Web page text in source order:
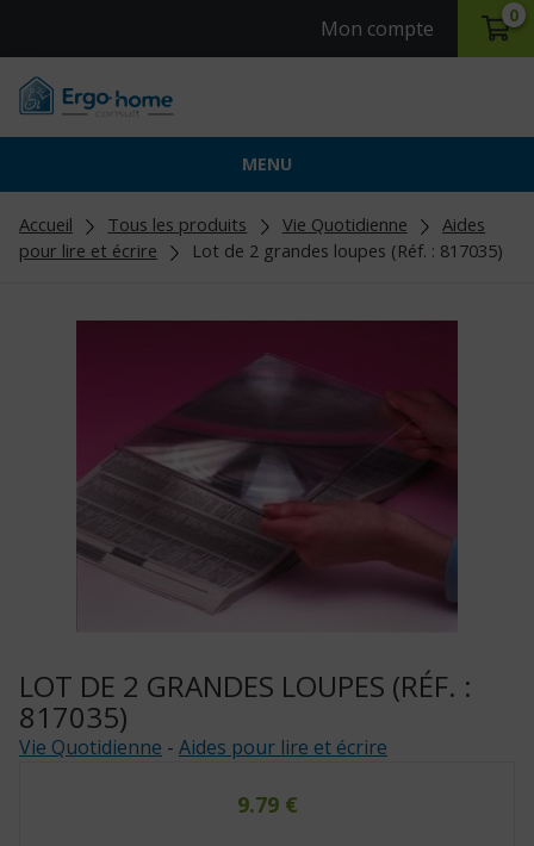
Mon compte
0
MENU
Accueil Tous les produits Vie Quotidienne
Aides
pour lire et écrire
Lot de 2 grandes loupes (Réf. : 817035)
LOT DE 2 GRANDES LOUPES (RÉF. :
817035)
Vie Quotidienne - Aides pour lire et écrire
9.79 €